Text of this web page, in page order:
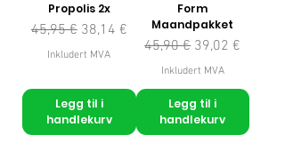
Propolis 2x
Vanlig pris
45,95 € Salgspris
38,14 €
Inkludert MVA
Legg til i
handlekurv
Form
Maandpakket
Vanlig pris
45,90 € Salgspris
39,02 €
Inkludert MVA
Legg til i
handlekurv